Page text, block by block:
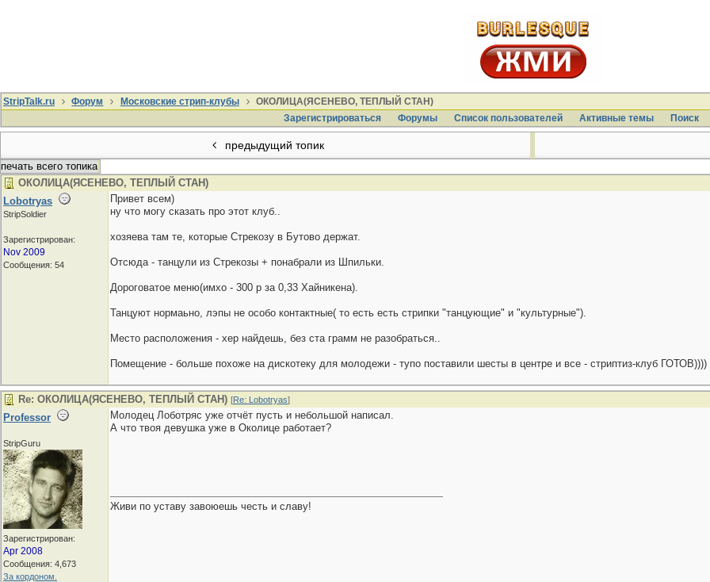
StripTalk.ru Форум Московские стрип-клубы
ОКОЛИЦА(ЯСЕНЕВО, ТЕПЛЫЙ СТАН)
Зарегистрироваться
Форумы Список пользователей Активные темы Поиcк
предыдущий топик
печать всего топика
ОКОЛИЦА(ЯСЕНЕВО, ТЕПЛЫЙ СТАН)
Lobotryas
StripSoldier
Зарегистрирован:
Nov 2009
Сообщения: 54
Привет всем)
ну что могу сказать про этот клуб..
хозяева там те, которые Стрекозу в Бутово держат.
Отсюда - танцули из Стрекозы + понабрали из Шпильки.
Дороговатое меню(имхо - 300 р за 0,33 Хайникена).
Танцуют нормаьно, лэпы не особо контактные( то есть есть стрипки "танцующие" и "культурные").
Место расположения - хер найдешь, без ста грамм не разобраться..
Помещение - больше похоже на дискотеку для молодежи - тупо поставили шесты в центре и все - стриптиз-клуб ГОТОВ))))
Re: ОКОЛИЦА(ЯСЕНЕВО, ТЕПЛЫЙ СТАН) [Re: Lobotryas]
Professor
StripGuru
Зарегистрирован:
Apr 2008
Сообщения: 4,673
За кордоном.
Молодец Лоботряс уже отчёт пусть и небольшой написал.
А что твоя девушка уже в Околице работает?
Живи по уставу завоюешь честь и славу!